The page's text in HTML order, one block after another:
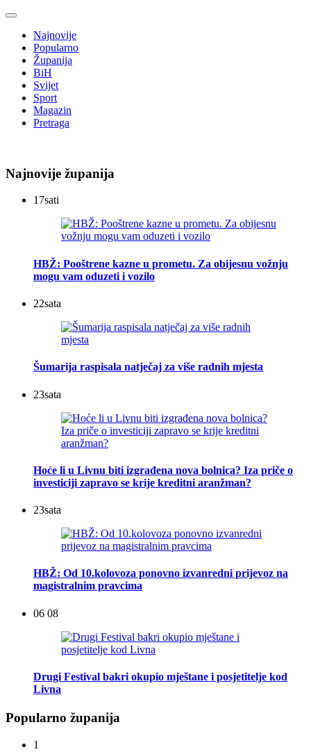
Najnovije
Popularno
Županija
BiH
Svijet
Sport
Magazin
Pretraga
Najnovije županija
17sati
HBŽ: Pooštrene kazne u prometu. Za obijesnu vožnju
mogu vam oduzeti i vozilo
22sata
Šumarija raspisala natječaj za više radnih mjesta
23sata
Hoće li u Livnu biti izgrađena nova bolnica? Iza priče o
investiciji zapravo se krije kreditni aranžman?
23sata
HBŽ: Od 10.kolovoza ponovno izvanredni prijevoz na
magistralnim pravcima
06 08
Drugi Festival bakri okupio mještane i posjetitelje kod
Livna
Popularno županija
1